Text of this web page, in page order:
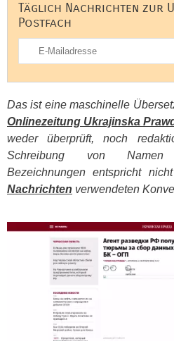
Täglich Nachrichten zur
Postfach
Das ist eine maschinelle
Onlinezeitung Ukrajinska
weder überprüft, noch
Schreibung von Namen
Bezeichnungen entspricht
Nachrichten verwendeten